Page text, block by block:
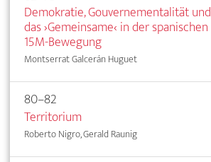
Demokratie, Gouvernementalität und
das ›Gemeinsame‹ in der spanischen
15M-Bewegung
Montserrat Galcerán Huguet
80–82
Territorium
Roberto Nigro, Gerald Raunig